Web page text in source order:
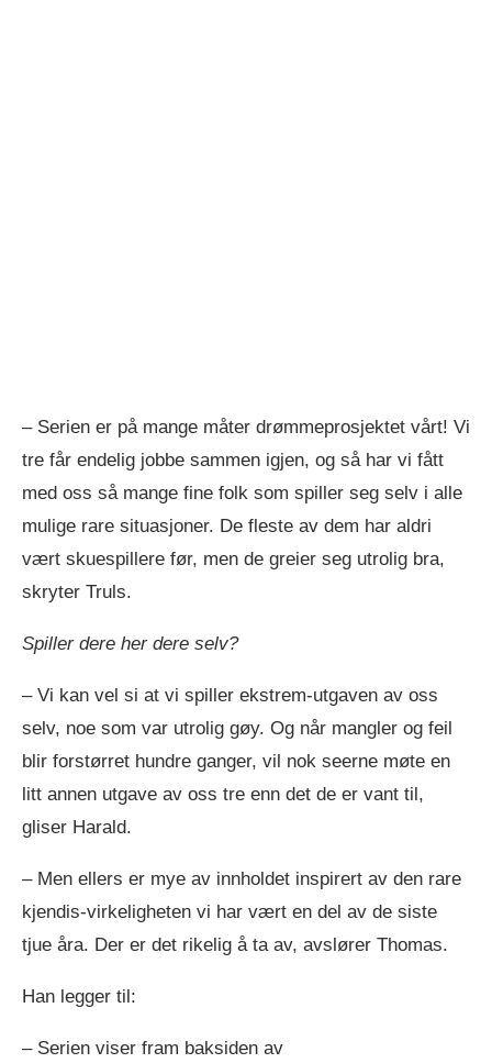
– Serien er på mange måter drømmeprosjektet vårt! Vi
tre får endelig jobbe sammen igjen, og så har vi fått
med oss så mange fine folk som spiller seg selv i alle
mulige rare situasjoner. De fleste av dem har aldri
vært skuespillere før, men de greier seg utrolig bra,
skryter Truls.
Spiller dere her dere selv?
– Vi kan vel si at vi spiller ekstrem-utgaven av oss
selv, noe som var utrolig gøy. Og når mangler og feil
blir forstørret hundre ganger, vil nok seerne møte en
litt annen utgave av oss tre enn det de er vant til,
gliser Harald.
– Men ellers er mye av innholdet inspirert av den rare
kjendis-virkeligheten vi har vært en del av de siste
tjue åra. Der er det rikelig å ta av, avslører Thomas.
Han legger til:
– Serien viser fram baksiden av